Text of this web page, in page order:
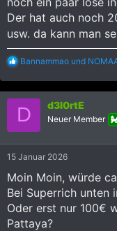
Der hat auch noch
usw. da kann man
R
a
k
n
Bannammao und
D d3l0rtE
Neuer Member
15 Januar 2026
Moin Moin, würde
Bei Superrich unten
Oder erst nur 100€
Pattaya?